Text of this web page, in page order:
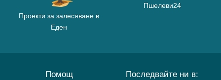
Проекти за залесяване в
Еден
Пшелеви24
Помощ Последвайте ни в: